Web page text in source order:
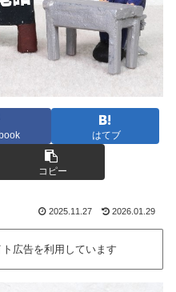
はてブ
コピー
2025.11.27 2026.01.29
広告を利用しています